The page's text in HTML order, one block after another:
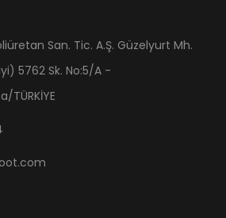
San. Tic. A.Ş. Güzelyurt Mh.
5762 Sk. No:5/A -
TÜRKİYE